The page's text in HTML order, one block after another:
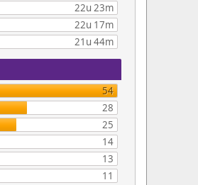
22u 23m
22u 17m
21u 44m
54
28
25
14
13
11